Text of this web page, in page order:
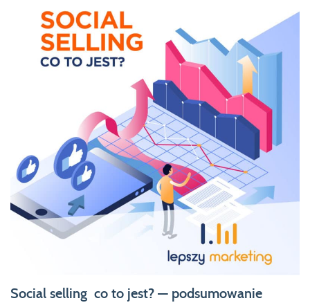
Social selling co to jest? — podsumowanie